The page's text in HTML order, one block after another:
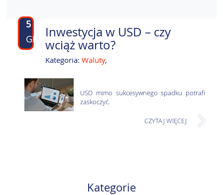
5
GRU
Inwestycja w USD – czy
wciąż warto?
Kategoria: Waluty,
USD mimo sukcesywnego spadku potrafi
zaskoczyć.
CZYTAJ WIĘCEJ
Kategorie